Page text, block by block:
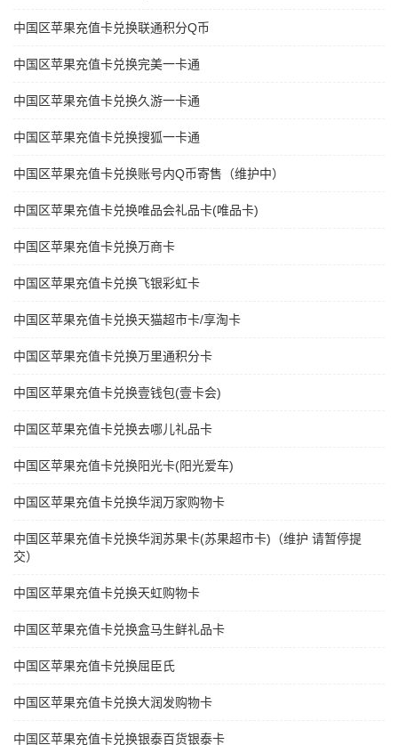
中国区苹果充值卡兑换联通积分Q币
中国区苹果充值卡兑换完美一卡通
中国区苹果充值卡兑换久游一卡通
中国区苹果充值卡兑换搜狐一卡通
中国区苹果充值卡兑换账号内Q币寄售（维护中）
中国区苹果充值卡兑换唯品会礼品卡(唯品卡)
中国区苹果充值卡兑换万商卡
中国区苹果充值卡兑换飞银彩虹卡
中国区苹果充值卡兑换天猫超市卡/享淘卡
中国区苹果充值卡兑换万里通积分卡
中国区苹果充值卡兑换壹钱包(壹卡会)
中国区苹果充值卡兑换去哪儿礼品卡
中国区苹果充值卡兑换阳光卡(阳光爱车)
中国区苹果充值卡兑换华润万家购物卡
中国区苹果充值卡兑换华润苏果卡(苏果超市卡)（维护 请暂停提
交）
中国区苹果充值卡兑换天虹购物卡
中国区苹果充值卡兑换盒马生鲜礼品卡
中国区苹果充值卡兑换屈臣氏
中国区苹果充值卡兑换大润发购物卡
中国区苹果充值卡兑换银泰百货银泰卡